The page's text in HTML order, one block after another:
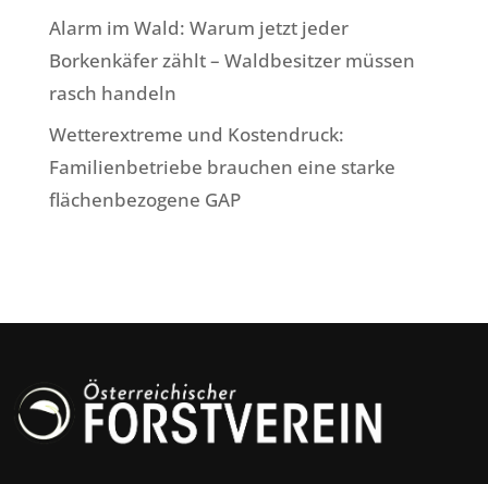
Alarm im Wald: Warum jetzt jeder
Borkenkäfer zählt – Waldbesitzer müssen
rasch handeln
Wetterextreme und Kostendruck:
Familienbetriebe brauchen eine starke
flächenbezogene GAP